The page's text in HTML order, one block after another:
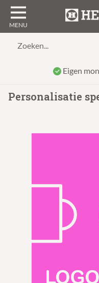
Zoeken...
Eigen
Personalisatie